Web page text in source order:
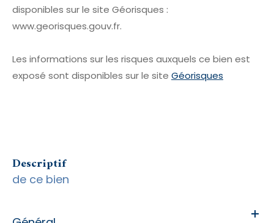
disponibles sur le site Géorisques :
www.georisques.gouv.fr.
Les informations sur les risques auxquels ce bien est
exposé sont disponibles sur le site Géorisques
descriptif
de ce bien